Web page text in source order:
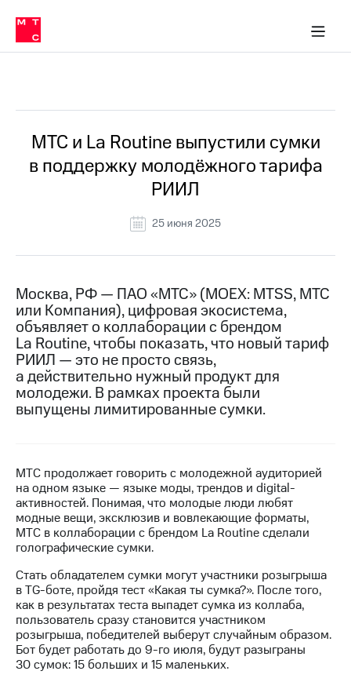
Медиа-центр
и акционерам
Устойчивое развитие
Комплаенс и деловая этика
компании
Карьера
История
компании
информация
Контакты
Медиа-центр
Пресс-
релизы
МТС
о технологиях
Финансовая
отчетность
Контакты
Пригласить
спикера
и акционерам
Корпоративное
управление
Корпоративный
в МТС
Пресс-
релизы
МТС и La Routine выпустили сумки
в поддержку молодёжного тарифа
РИИЛ
25 июня 2025
Москва, РФ — ПАО «МТС» (MOEX: MTSS, МТС
или Компания), цифровая экосистема,
объявляет о коллаборации с брендом
La Routine, чтобы показать, что новый тариф
РИИЛ — это не просто связь,
а действительно нужный продукт для
молодежи. В рамках проекта были
выпущены лимитированные сумки.
МТС продолжает говорить с молодежной аудиторией
на одном языке — языке моды, трендов и digital-
активностей. Понимая, что молодые люди любят
модные вещи, эксклюзив и вовлекающие форматы,
МТС в коллаборации с брендом La Routine сделали
голографические сумки.
Стать обладателем сумки могут участники розыгрыша
в TG-боте, пройдя тест «Какая ты сумка?». После того,
как в результатах теста выпадет сумка из коллаба,
пользователь сразу становится участником
розыгрыша, победителей выберут случайным образом.
Бот будет работать до 9-го июля, будут разыграны
30 сумок: 15 больших и 15 маленьких.